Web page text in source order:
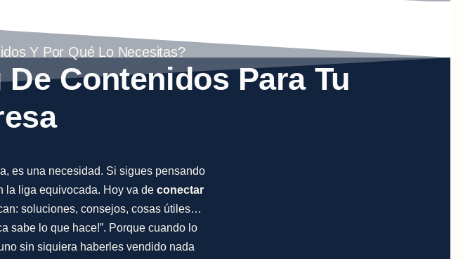
Y Por Qué Lo Necesitas?
Contenidos Para Tu
es una necesidad. Si sigues pensando
la liga equivocada. Hoy va de conectar
soluciones, consejos, cosas útiles…
sabe lo que hace!”. Porque cuando lo
sin siquiera haberles vendido nada